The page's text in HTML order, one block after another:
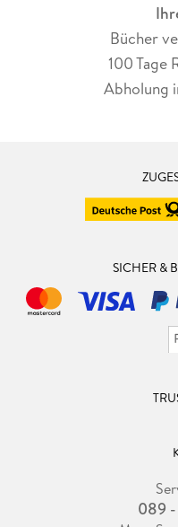
Bücher
100 Tage
Abholung
SICHER &
089